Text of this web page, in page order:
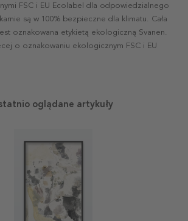
FSC i EU Ecolabel dla odpowiedzialnego
są w 100% bezpieczne dla klimatu. Cała
oznakowana etykietą ekologiczną Svanen.
o oznakowaniu ekologicznym FSC i EU
oglądane artykuły